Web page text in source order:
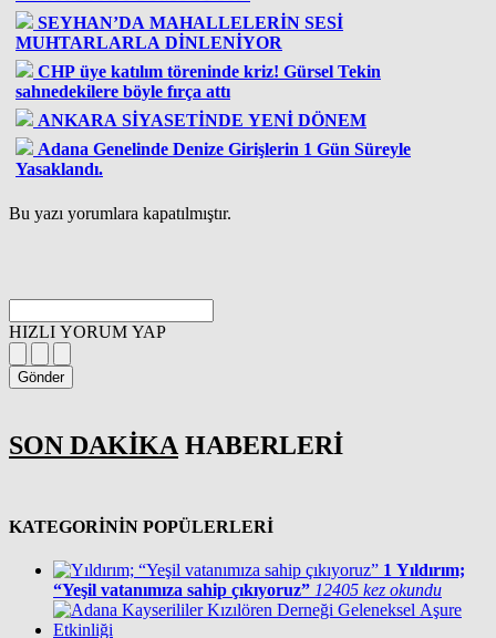
SEYHAN’DA MAHALLELERİN SESİ
MUHTARLARLA DİNLENİYOR
CHP üye katılım töreninde kriz! Gürsel Tekin
sahnedekilere böyle fırça attı
ANKARA SİYASETİNDE YENİ DÖNEM
Adana Genelinde Denize Girişlerin 1 Gün Süreyle
Yasaklandı.
Bu yazı yorumlara kapatılmıştır.
HIZLI YORUM YAP
Gönder
SON DAKİKA HABERLERİ
KATEGORİNİN POPÜLERLERİ
1 Yıldırım;
“Yeşil vatanımıza sahip çıkıyoruz” 12405 kez okundu